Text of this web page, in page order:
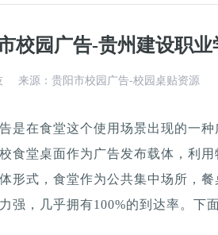
校园广告-贵州建设职
来源：贵阳市校园广告-校园桌贴资源
是在食堂这个使用场景出现的一
食堂桌面作为广告发布载体，利
形式，食堂作为公共集中场所，
强，几乎拥有100%的到达率。下